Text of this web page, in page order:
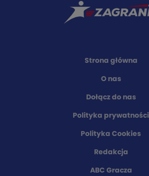
Strona główna
O nas
Dołącz do nas
Polityka prywatności
Polityka Cookies
Redakcja
ABC Gracza